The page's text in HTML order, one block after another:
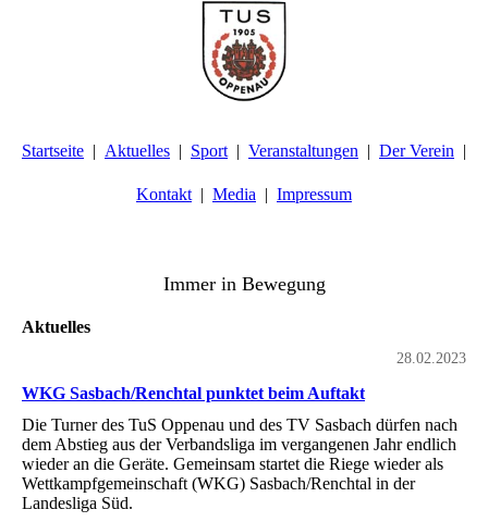
Startseite Aktuelles Sport Veranstaltungen Der Verein
Kontakt Media Impressum
Immer in Bewegung
Aktuelles
28.02.2023
WKG Sasbach/Renchtal punktet beim Auftakt
Die Turner des TuS Oppenau und des TV Sasbach dürfen nach
dem Abstieg aus der Verbandsliga im vergangenen Jahr endlich
wieder an die Geräte. Gemeinsam startet die Riege wieder als
Wettkampfgemeinschaft (WKG) Sasbach/Renchtal in der
Landesliga Süd.